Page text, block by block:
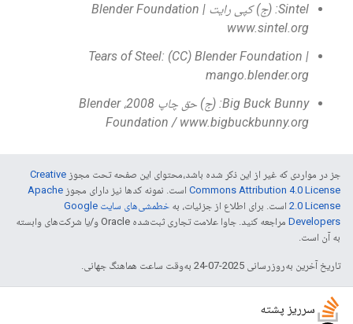
Sintel: (ج) کپی رایت Blender Foundation |
www.sintel.org
Tears of Steel: (CC) Blender Foundation |
mango.blender.org
Big Buck Bunny: (ج) حق چاپ 2008، Blender
Foundation / www.bigbuckbunny.org
جز در مواردی که غیر از این ذکر شده باشد،‌محتوای این صفحه تحت مجوز Creative
Commons Attribution 4.0 License است. نمونه کدها نیز دارای مجوز Apache
2.0 License است. برای اطلاع از جزئیات، به
خطمشی‌های سایت Google
Developers‏
مراجعه کنید. جاوا علامت تجاری ثبت‌شده Oracle و/یا شرکت‌های وابسته
به آن است.
تاریخ آخرین به‌روزرسانی 2025-07-24 به‌وقت ساعت هماهنگ جهانی.
سرریز پشته